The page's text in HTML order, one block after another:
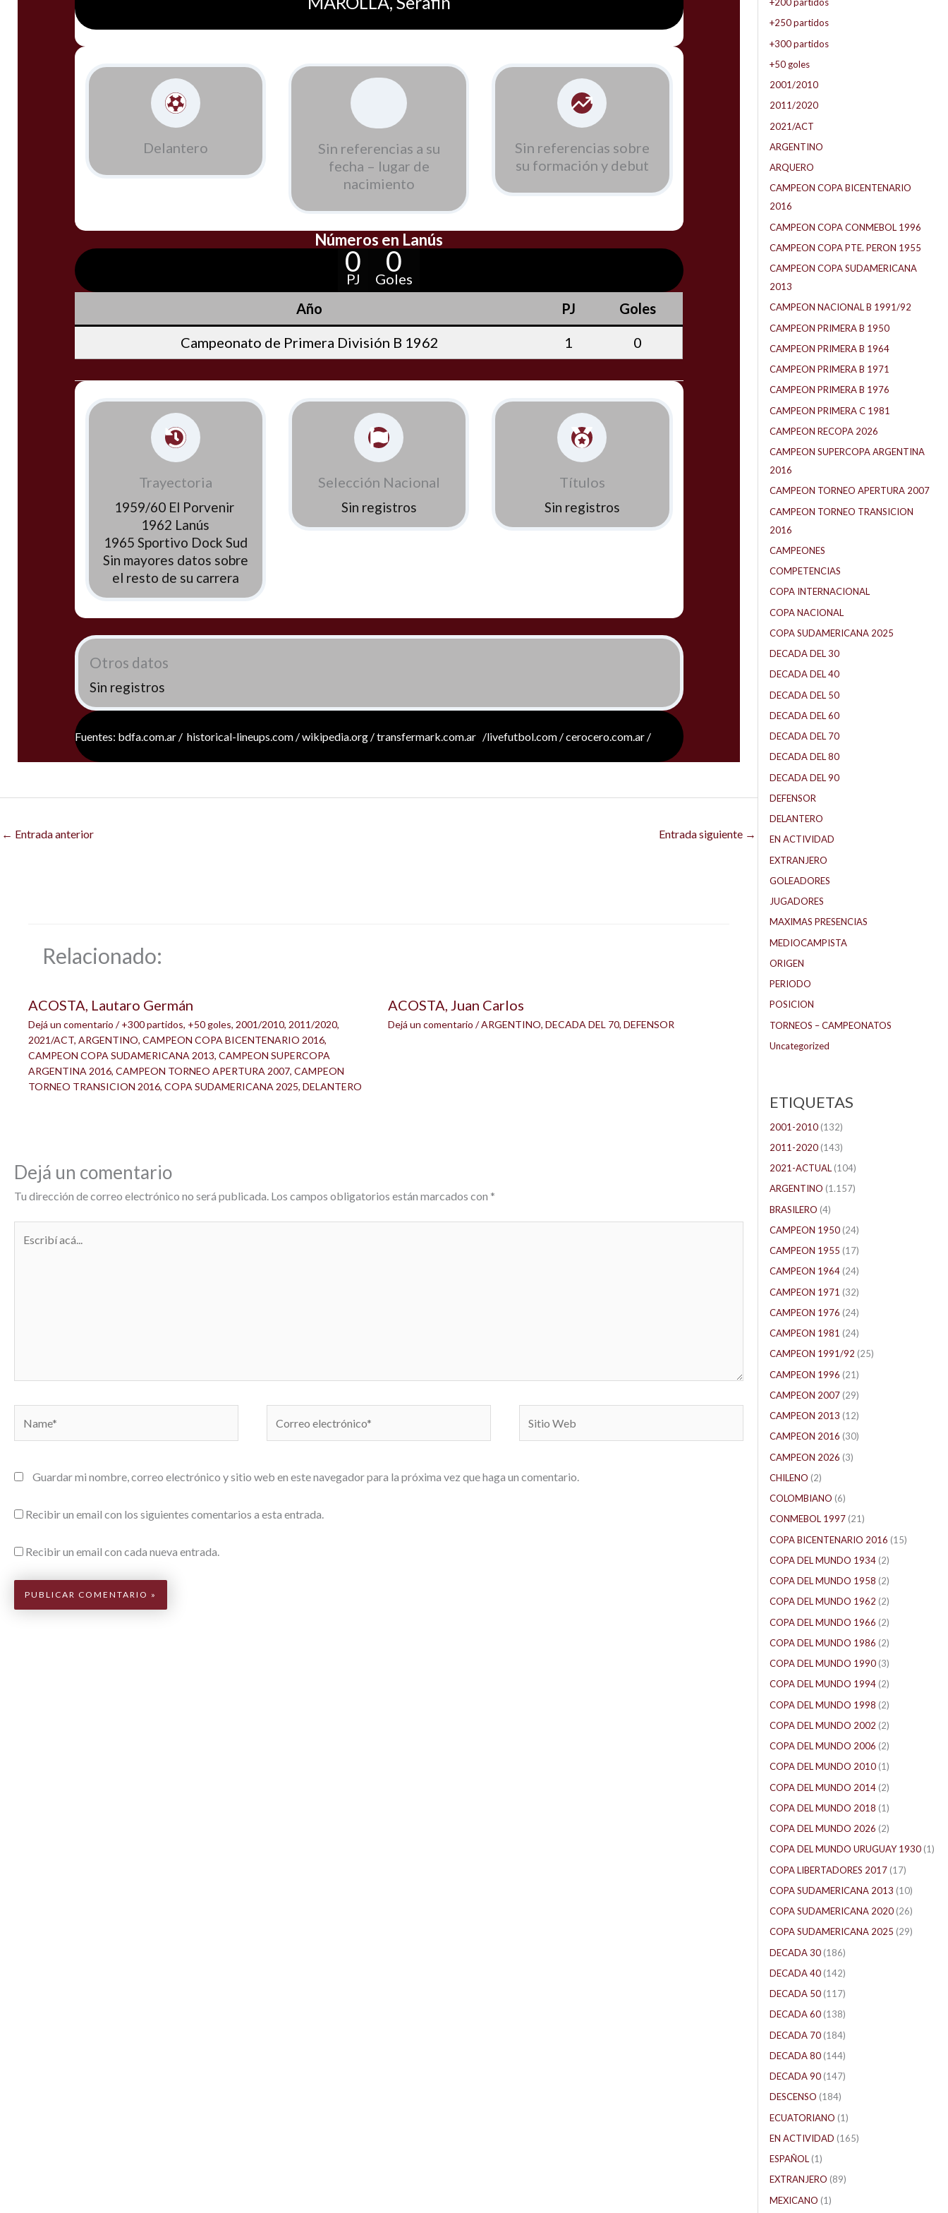
Delantero
Sin referencias a su
fecha – lugar de
nacimiento
Sin referencias sobre
su formación y debut
Números en Lanús
0
PJ
0
Goles
Año
PJ
Goles
Campeonato de Primera División B 1962
1 0
Trayectoria
1959/60 El Porvenir
1962 Lanús
1965 Sportivo Dock Sud
Sin mayores datos sobre
el resto de su carrera
Selección Nacional
Sin registros
Títulos
Sin registros
Otros datos
Sin registros
Fuentes: bdfa.com.ar / historical-lineups.com / wikipedia.org / transfermark.com.ar /livefutbol.com / cerocero.com.ar /
← Entrada anterior Entrada siguiente →
Relacionado:
ACOSTA, Lautaro Germán
Dejá un comentario /+300 partidos, +50 goles, 2001/2010, 2011/2020,
2021/ACT, ARGENTINO, CAMPEON COPA BICENTENARIO 2016,
CAMPEON COPA SUDAMERICANA 2013, CAMPEON SUPERCOPA
ARGENTINA 2016, CAMPEON TORNEO APERTURA 2007, CAMPEON
TORNEO TRANSICION 2016, COPA SUDAMERICANA 2025, DELANTERO
ACOSTA, Juan Carlos
Dejá un comentario /ARGENTINO, DECADA DEL 70, DEFENSOR
Dejá un comentario
Tu dirección de correo electrónico no será publicada. Los campos obligatorios están marcados con *
acá...
electrónico*
Web
Guardar mi nombre, correo electrónico y sitio web en este navegador para la próxima vez que haga un comentario.
Recibir un email con los siguientes comentarios a esta entrada.
Recibir un email con cada nueva entrada.
+250 partidos
+300 partidos
+50 goles
2001/2010
2011/2020
2021/ACT
ARGENTINO
ARQUERO
CAMPEON COPA BICENTENARIO
2016
CAMPEON COPA CONMEBOL 1996
CAMPEON COPA PTE. PERON 1955
CAMPEON COPA SUDAMERICANA
2013
CAMPEON NACIONAL B 1991/92
CAMPEON PRIMERA B 1950
CAMPEON PRIMERA B 1964
CAMPEON PRIMERA B 1971
CAMPEON PRIMERA B 1976
CAMPEON PRIMERA C 1981
CAMPEON RECOPA 2026
CAMPEON SUPERCOPA ARGENTINA
2016
CAMPEON TORNEO APERTURA 2007
CAMPEON TORNEO TRANSICION
2016
CAMPEONES
COMPETENCIAS
COPA INTERNACIONAL
COPA NACIONAL
COPA SUDAMERICANA 2025
DECADA DEL 30
DECADA DEL 40
DECADA DEL 50
DECADA DEL 60
DECADA DEL 70
DECADA DEL 80
DECADA DEL 90
DEFENSOR
DELANTERO
EN ACTIVIDAD
EXTRANJERO
GOLEADORES
JUGADORES
MAXIMAS PRESENCIAS
MEDIOCAMPISTA
ORIGEN
PERIODO
POSICION
TORNEOS – CAMPEONATOS
Uncategorized
ETIQUETAS
2001-2010 (132)
2011-2020 (143)
2021-ACTUAL (104)
ARGENTINO (1.157)
BRASILERO (4)
CAMPEON 1950 (24)
CAMPEON 1955 (17)
CAMPEON 1964 (24)
CAMPEON 1971 (32)
CAMPEON 1976 (24)
CAMPEON 1981 (24)
CAMPEON 1991/92 (25)
CAMPEON 1996 (21)
CAMPEON 2007 (29)
CAMPEON 2013 (12)
CAMPEON 2016 (30)
CAMPEON 2026 (3)
CHILENO (2)
COLOMBIANO (6)
CONMEBOL 1997 (21)
COPA BICENTENARIO 2016 (15)
COPA DEL MUNDO 1934 (2)
COPA DEL MUNDO 1958 (2)
COPA DEL MUNDO 1962 (2)
COPA DEL MUNDO 1966 (2)
COPA DEL MUNDO 1986 (2)
COPA DEL MUNDO 1990 (3)
COPA DEL MUNDO 1994 (2)
COPA DEL MUNDO 1998 (2)
COPA DEL MUNDO 2002 (2)
COPA DEL MUNDO 2006 (2)
COPA DEL MUNDO 2010 (1)
COPA DEL MUNDO 2014 (2)
COPA DEL MUNDO 2018 (1)
COPA DEL MUNDO 2026 (2)
COPA DEL MUNDO URUGUAY 1930 (1)
COPA LIBERTADORES 2017 (17)
COPA SUDAMERICANA 2013 (10)
COPA SUDAMERICANA 2020 (26)
COPA SUDAMERICANA 2025 (29)
DECADA 30 (186)
DECADA 40 (142)
DECADA 50 (117)
DECADA 60 (138)
DECADA 70 (184)
DECADA 80 (144)
DECADA 90 (147)
DESCENSO (184)
ECUATORIANO (1)
EN ACTIVIDAD (165)
ESPAÑOL (1)
EXTRANJERO (89)
MEXICANO (1)